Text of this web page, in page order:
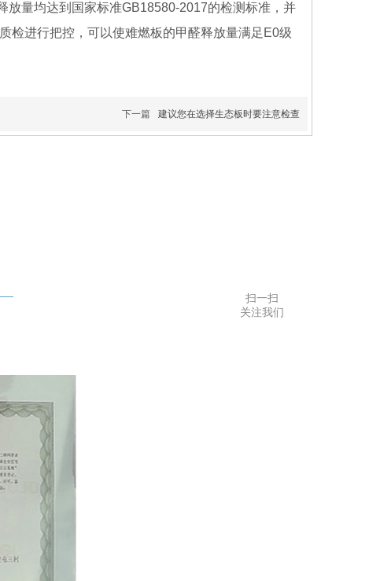
量均达到国家标准GB18580-2017的检测标准，并
检进行把控，可以使难燃板的甲醛释放量满足E0级
下一篇 建议您在选择生态板时要注意检查
扫一扫
关注我们